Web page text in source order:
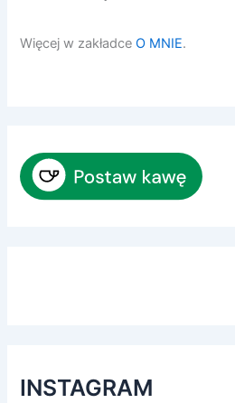
Więcej w zakładceO MNIE.
INSTAGRAM